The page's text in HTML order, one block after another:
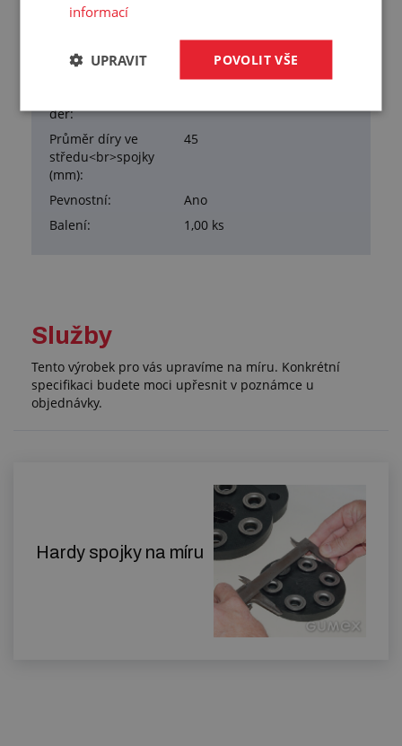
Přehled vlastností
136 mm
Tloušťka:
15 mm
děr:
Průměr díry ve
středu<br>spojky
(mm):
45
Pevnostní:
Ano
Balení:
1,00 ks
Služby
Tento výrobek pro vás upravíme na míru. Konkrétní
specifikaci budete moci upřesnit v poznámce u
objednávky.
Hardy spojky na míru
informací
POVOLIT VŠE
UPRAVIT